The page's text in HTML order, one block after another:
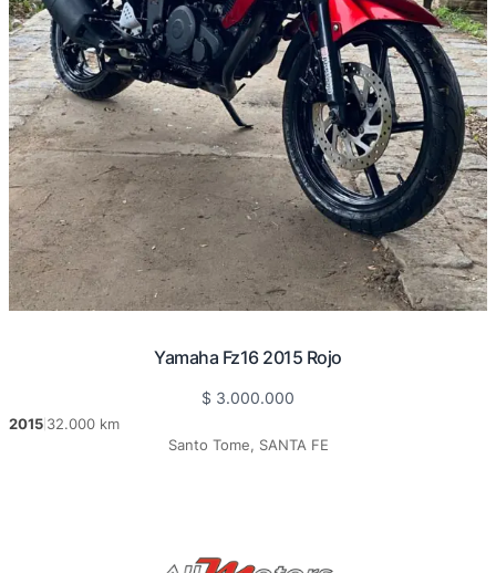
Yamaha Fz16 2015 Rojo
$ 3.000.000
2015 32.000 km
Santo Tome, SANTA FE